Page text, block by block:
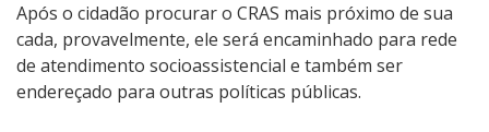
Após o cidadão procurar o CRAS mais próximo de sua
cada, provavelmente, ele será encaminhado para rede
de atendimento socioassistencial e também ser
endereçado para outras políticas públicas.